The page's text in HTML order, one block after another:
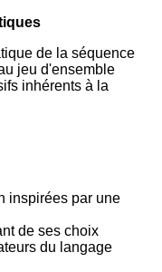
de la séquence
jeu d'ensemble
inhérents à la
inspirées par une
de ses choix
du langage